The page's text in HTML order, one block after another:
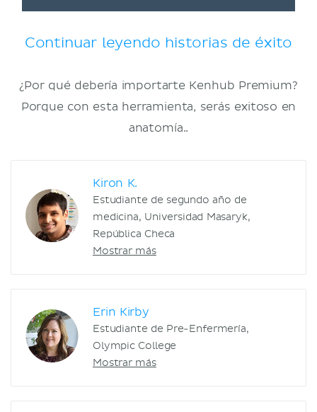
Continuar leyendo historias de éxito
¿Por qué debería importarte Kenhub Premium?
Porque con esta herramienta, serás exitoso en
anatomía..
Kiron K.
Estudiante de segundo año de
medicina, Universidad Masaryk,
República Checa
Mostrar más
Erin Kirby
Estudiante de Pre-Enfermería,
Olympic College
Mostrar más